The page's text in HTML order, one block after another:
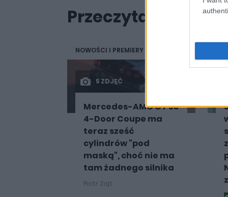
Przeczytaj także
NOWOŚCI I PREMIERY
5 ZDJĘĆ
Mercedes-AMG GT 53
4-Door Coupe ma
teraz sześć
cylindrów "pod
maską", choć nie ma
tam żadnego silnika
Piotr Zajt